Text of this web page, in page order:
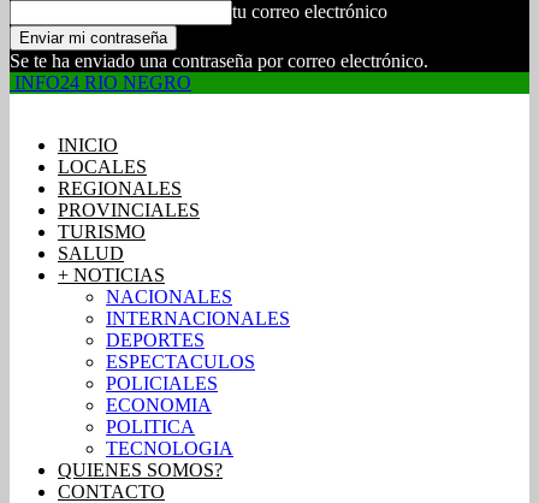
tu correo electrónico
Se te ha enviado una contraseña por correo electrónico.
INFO24 RIO NEGRO
INICIO
LOCALES
REGIONALES
PROVINCIALES
TURISMO
SALUD
+ NOTICIAS
NACIONALES
INTERNACIONALES
DEPORTES
ESPECTACULOS
POLICIALES
ECONOMIA
POLITICA
TECNOLOGIA
QUIENES SOMOS?
CONTACTO